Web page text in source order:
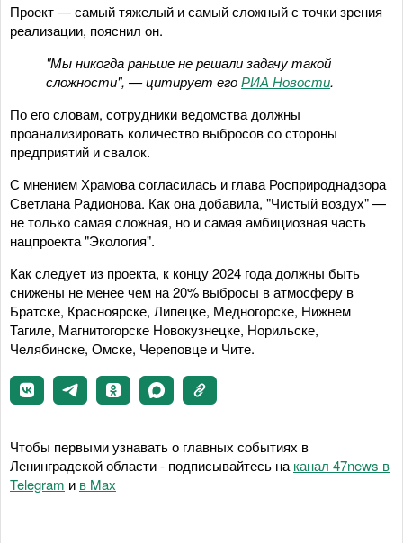
Проект — самый тяжелый и самый сложный с точки зрения
реализации, пояснил он.
"Мы никогда раньше не решали задачу такой
сложности", — цитирует егоРИА Новости.
По его словам, сотрудники ведомства должны
проанализировать количество выбросов со стороны
предприятий и свалок.
С мнением Храмова согласилась и глава Росприроднадзора
Светлана Радионова. Как она добавила, "Чистый воздух" —
не только самая сложная, но и самая амбициозная часть
нацпроекта "Экология".
Как следует из проекта, к концу 2024 года должны быть
снижены не менее чем на 20% выбросы в атмосферу в
Братске, Красноярске, Липецке, Медногорске, Нижнем
Тагиле, Магнитогорске Новокузнецке, Норильске,
Челябинске, Омске, Череповце и Чите.
Чтобы первыми узнавать о главных событиях в
Ленинградской области - подписывайтесь на канал 47news в
Telegram и в Maх